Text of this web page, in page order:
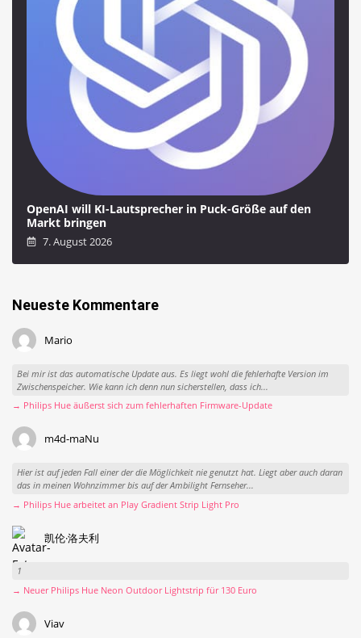
OpenAI will KI-Lautsprecher in Puck-Größe auf den
Markt bringen
7. August 2026
Neueste Kommentare
Mario
Bei mir ist das automatische Update aus. Es liegt wohl die fehlerhafte Version im
Zwischenspeicher. Wie kann ich denn nun sicherstellen, dass ich...
→ Philips Hue äußerst sich zum fehlerhaften Firmware-Update
m4d-maNu
Hier ist auf jeden Fall einer der die Möglichkeit nie genutzt hat. Liegt aber auch daran
das in meinen Wohnzimmer bis auf der Ambilight Fernseher...
→ Philips Hue arbeitet an Play Gradient Strip Light Pro
凯伦·洛夫利
1
→ Neuer Philips Hue Neon Outdoor Lightstrip für 130 Euro
Viav